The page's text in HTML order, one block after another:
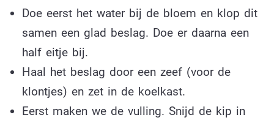
Doe eerst het water bij de bloem en klop dit
samen een glad beslag. Doe er daarna een
half eitje bij.
Haal het beslag door een zeef (voor de
klontjes) en zet in de koelkast.
Eerst maken we de vulling. Snijd de kip in